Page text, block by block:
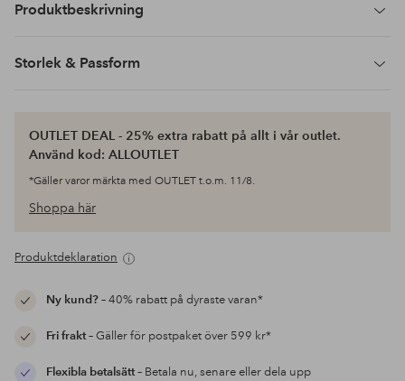
Produktbeskrivning
Storlek & Passform
OUTLET DEAL - 25% extra rabatt på allt i vår outlet.
Använd kod: ALLOUTLET
*Gäller varor märkta med OUTLET t.o.m. 11/8.
Shoppa här
Produktdeklaration
Ny kund?– 40% rabatt på dyraste varan*
Fri frakt– Gäller för postpaket över 599 kr*
Flexibla betalsätt– Betala nu, senare eller dela upp